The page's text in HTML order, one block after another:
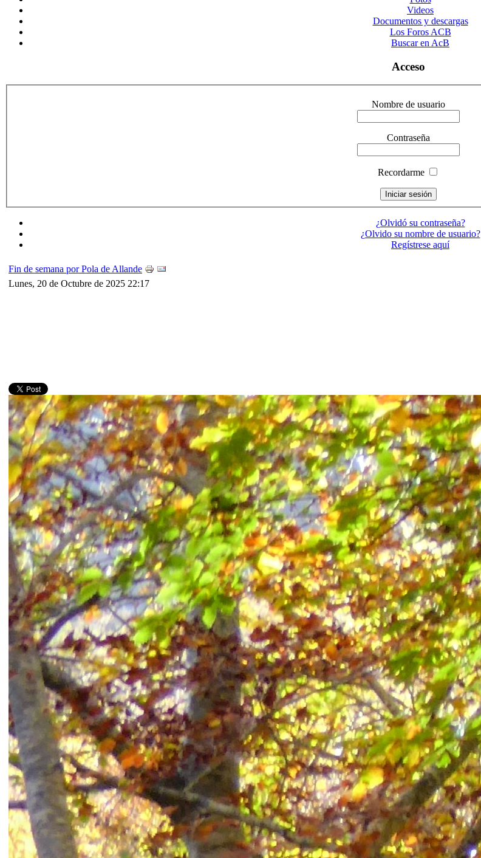
Videos
Documentos y descargas
Los Foros ACB
Buscar en AcB
Acceso
Nombre de usuario
Contraseña
Recordarme
¿Olvidó su contraseña?
¿Olvido su nombre de usuario?
Regístrese aquí
Fin de semana por Pola de Allande
Lunes, 20 de Octubre de 2025 22:17